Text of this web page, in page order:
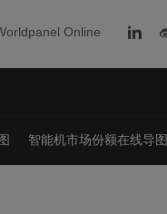
Online
智能机市场份额在线导图